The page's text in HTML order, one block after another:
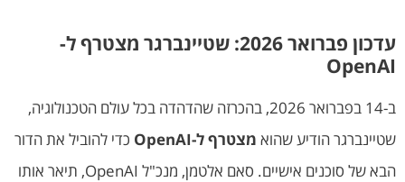
עדכון פברואר 2026: שטיינברגר מצטרף ל-
OpenAI
ב-14 בפברואר 2026, בהכרזה שהדהדה בכל עולם הטכנולוגיה,
שטיינברגר הודיע שהוא מצטרף ל-OpenAI
כדי להוביל את הדור
הבא של סוכנים אישיים. סאם אלטמן, מנכ"ל OpenAI, תיאר אותו